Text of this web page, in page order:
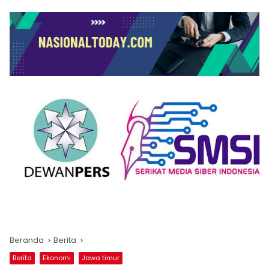
Beranda Berita
Berita Ekonomi Jawa timur